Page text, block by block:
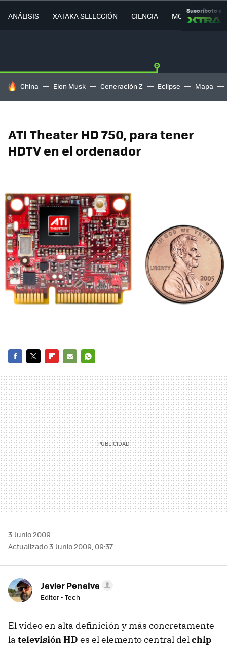
ANÁLISIS XATAKA SELECCIÓN CIENCIA MOVILIDAD
Suscríbete a
HOY SE HABLA DE
China Elon Musk Generación Z Eclipse Mapa
ATI Theater HD 750, para tener
HDTV en el ordenador
MAIL
3 Junio 2009
Actualizado 3 Junio 2009, 09:37
Javier Penalva
Editor - Tech
El vídeo en alta definición y más concretamente
la televisión HD es el elemento central delchip